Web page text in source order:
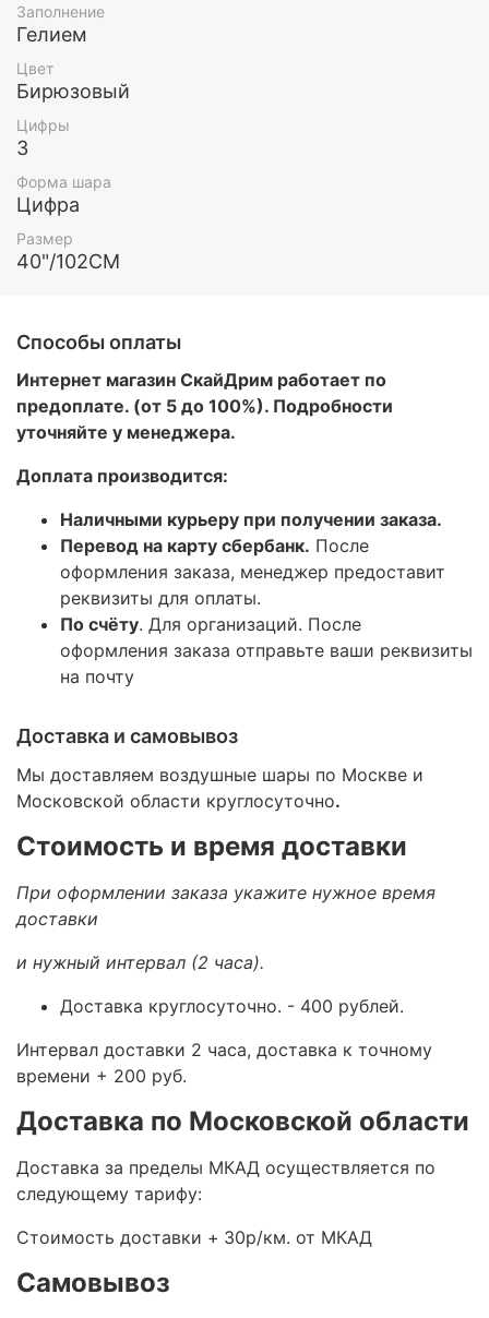
Заполнение
Гелием
Цвет
Бирюзовый
Цифры
3
Форма шара
Цифра
Размер
40"/102СМ
Способы оплаты
Интернет магазин СкайДрим работает по
предоплате. (от 5 до 100%). Подробности
уточняйте у менеджера.
Доплата производится:
Наличными курьеру при получении заказа.
Перевод на карту сбербанк. После
оформления заказа, менеджер предоставит
реквизиты для оплаты.
По счёту. Для организаций. После
оформления заказа отправьте ваши реквизиты
на почту
Доставка и самовывоз
Мы доставляем воздушные шары по Москве и
Московской области круглосуточно.
Стоимость и время доставки
При оформлении заказа укажите нужное время
доставки
и нужный интервал (2 часа).
Доставка круглосуточно. - 400 рублей.
Интервал доставки 2 часа, доставка к точному
времени + 200 руб.
Доставка по Московской области
Доставка за пределы МКАД осуществляется по
следующему тарифу:
Стоимость доставки + 30р/км. от МКАД
Самовывоз